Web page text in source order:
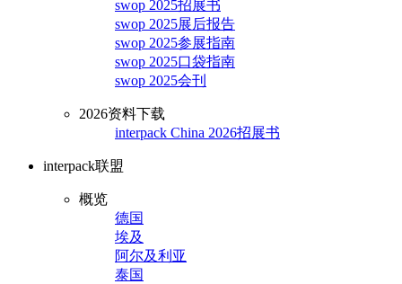
swop 2025招展书
swop 2025展后报告
swop 2025参展指南
swop 2025口袋指南
swop 2025会刊
2026资料下载
interpack China 2026招展书
interpack联盟
概览
德国
埃及
阿尔及利亚
泰国